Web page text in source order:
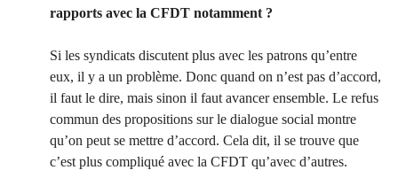
rapports avec la CFDT notamment ?
Si les syndicats discutent plus avec les patrons qu’entre
eux, il y a un problème. Donc quand on n’est pas d’accord,
il faut le dire, mais sinon il faut avancer ensemble. Le refus
commun des propositions sur le dialogue social montre
qu’on peut se mettre d’accord. Cela dit, il se trouve que
c’est plus compliqué avec la CFDT qu’avec d’autres.